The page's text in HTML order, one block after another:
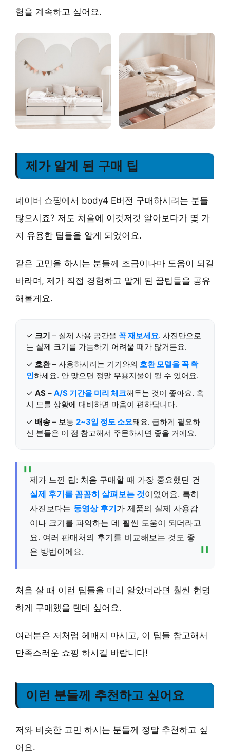
험을 계속하고 싶어요.
제가 알게 된 구매 팁
네이버 쇼핑에서 body4 E버전 구매하시려는 분들
많으시죠? 저도 처음에 이것저것 알아보다가 몇 가
지 유용한 팁들을 알게 되었어요.
같은 고민을 하시는 분들께 조금이나마 도움이 되길
바라며, 제가 직접 경험하고 알게 된 꿀팁들을 공유
해볼게요.
✓ 크기 – 실제 사용 공간을 꼭 재보세요. 사진만으로
는 실제 크기를 가늠하기 어려울 때가 많거든요.
✓ 호환– 사용하시려는 기기와의 호환 모델을 꼭 확
인하세요. 안 맞으면 정말 무용지물이 될 수 있어요.
✓ AS – A/S 기간을 미리 체크해두는 것이 좋아요. 혹
시 모를 상황에 대비하면 마음이 편하답니다.
✓ 배송 – 보통 2~3일 정도 소요돼요. 급하게 필요하
신 분들은 이 점 참고해서 주문하시면 좋을 거예요.
제가 느낀 팁: 처음 구매할 때 가장 중요했던 건
실제 후기를 꼼꼼히 살펴보는 것이었어요. 특히
사진보다는 동영상 후기가 제품의 실제 사용감
이나 크기를 파악하는 데 훨씬 도움이 되더라고
요. 여러 판매처의 후기를 비교해보는 것도 좋
은 방법이에요.
처음 살 때 이런 팁들을 미리 알았더라면 훨씬 현명
하게 구매했을 텐데 싶어요.
여러분은 저처럼 헤매지 마시고, 이 팁들 참고해서
만족스러운 쇼핑 하시길 바랍니다!
이런 분들께 추천하고 싶어요
저와 비슷한 고민 하시는 분들께 정말 추천하고 싶
어요.